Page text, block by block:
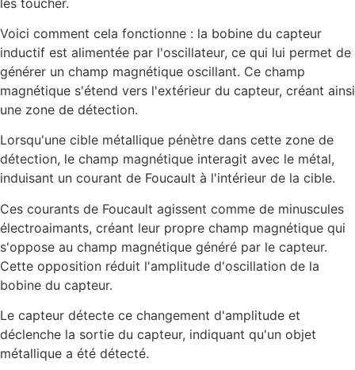
Voici comment cela fonctionne : la bobine du capteur
inductif est alimentée par l'oscillateur, ce qui lui permet de
générer un champ magnétique oscillant. Ce champ
magnétique s'étend vers l'extérieur du capteur, créant ainsi
une zone de détection.
Lorsqu'une cible métallique pénètre dans cette zone de
détection, le champ magnétique interagit avec le métal,
induisant un courant de Foucault à l'intérieur de la cible.
Ces courants de Foucault agissent comme de minuscules
électroaimants, créant leur propre champ magnétique qui
s'oppose au champ magnétique généré par le capteur.
Cette opposition réduit l'amplitude d'oscillation de la
bobine du capteur.
Le capteur détecte ce changement d'amplitude et
déclenche la sortie du capteur, indiquant qu'un objet
métallique a été détecté.